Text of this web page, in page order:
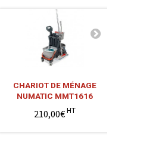
CHARIOT DE MÉNAGE
NUMATIC MMT1616
210,00€HT